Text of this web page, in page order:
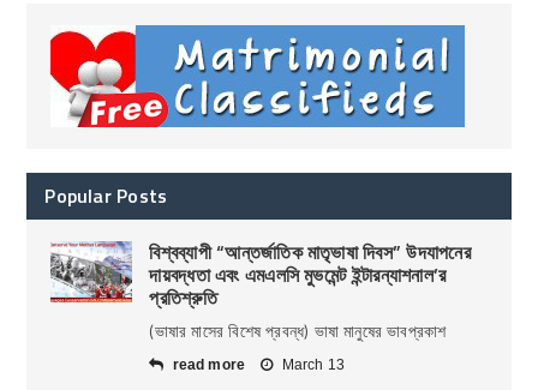
Popular Posts
বিশ্বব্যাপী “আন্তর্জাতিক মাতৃভাষা দিবস” উদযাপনের
দায়বদ্ধতা এবং এমএলসি মুভমেন্ট ইন্টারন্যাশনাল’র
প্রতিশ্রুতি
(ভাষার মাসের বিশেষ প্রবন্ধ) ভাষা মানুষের ভাবপ্রকাশ
read more March 13